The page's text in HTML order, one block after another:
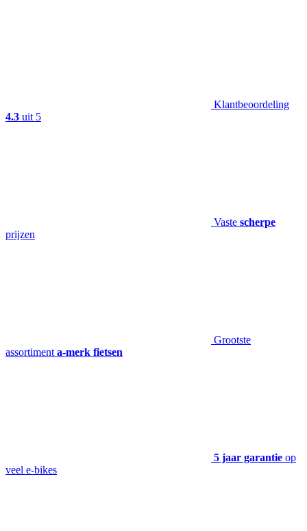
Klantbeoordeling
4.3 uit 5
Vaste scherpe
prijzen
Grootste
assortiment a-merk fietsen
5 jaar garantie op
veel e-bikes